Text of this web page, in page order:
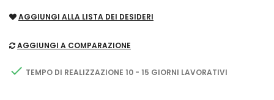
AGGIUNGI ALLA LISTA DEI DESIDERI
AGGIUNGI A COMPARAZIONE
 TEMPO DI REALIZZAZIONE 10 - 15 GIORNI LAVORATIVI